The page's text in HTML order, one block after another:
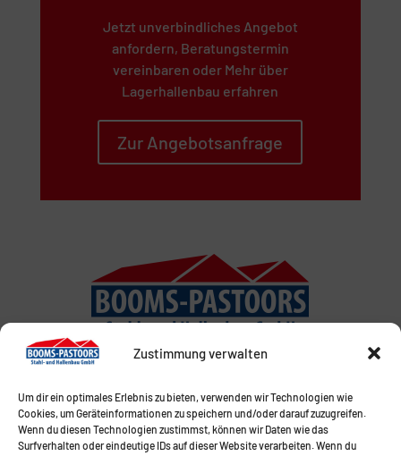
Zustimmung verwalten
Um dir ein optimales Erlebnis zu bieten, verwenden wir Technologien wie
Cookies, um Geräteinformationen zu speichern und/oder darauf zuzugreifen.
Wenn du diesen Technologien zustimmst, können wir Daten wie das
Surfverhalten oder eindeutige IDs auf dieser Website verarbeiten. Wenn du
Jetzt unverbindliches Angebot
anfordern, Beratungstermin
vereinbaren oder Mehr über
Lagerhallenbau erfahren
Zur Angebotsanfrage